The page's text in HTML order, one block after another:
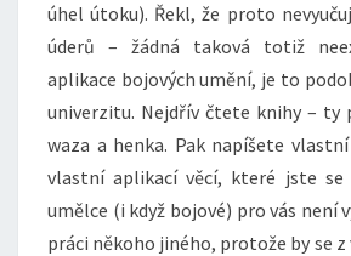
úhel útoku). Řekl, že proto
úderů – žádná taková totiž
aplikace bojových umění, je to
univerzitu. Nejdřív čtete knihy – ty
waza a henka. Pak napíšete
vlastní aplikací věcí, které jste se
umělce (i když bojové) pro vás není
práci někoho jiného, protože by se